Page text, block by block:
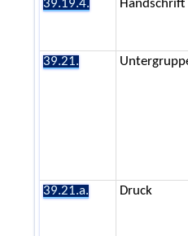
39.19.4.
Handschrift
39.21.
39.21.a.
Druck